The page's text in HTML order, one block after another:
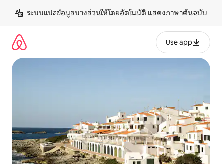
เนื้อหา
ระบบแปลข้อมูลบางส่วนให้โดยอัตโนมัติ แสดงภาษาต้นฉบับ
Use app